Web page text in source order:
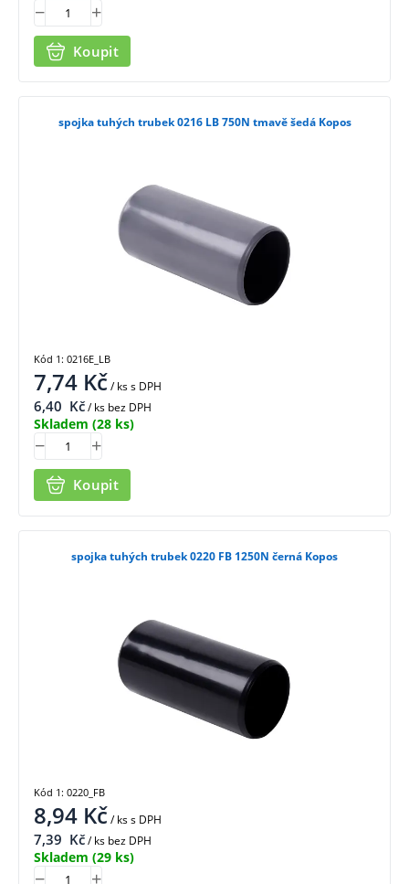
Koupit
spojka tuhých trubek 0216 LB 750N tmavě šedá Kopos
7,74 Kč/ kss DPH
6,40 Kč/ ks bez DPH
Skladem (28 ks)
Koupit
Kód 1: 0216E_LB
spojka tuhých trubek 0220 FB 1250N černá Kopos
8,94 Kč/ kss DPH
7,39 Kč/ ks bez DPH
Skladem (29 ks)
Kód 1: 0220_FB